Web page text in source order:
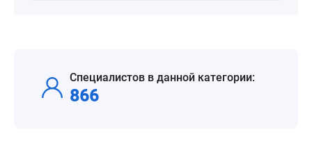
Специалистов в данной категории:
866